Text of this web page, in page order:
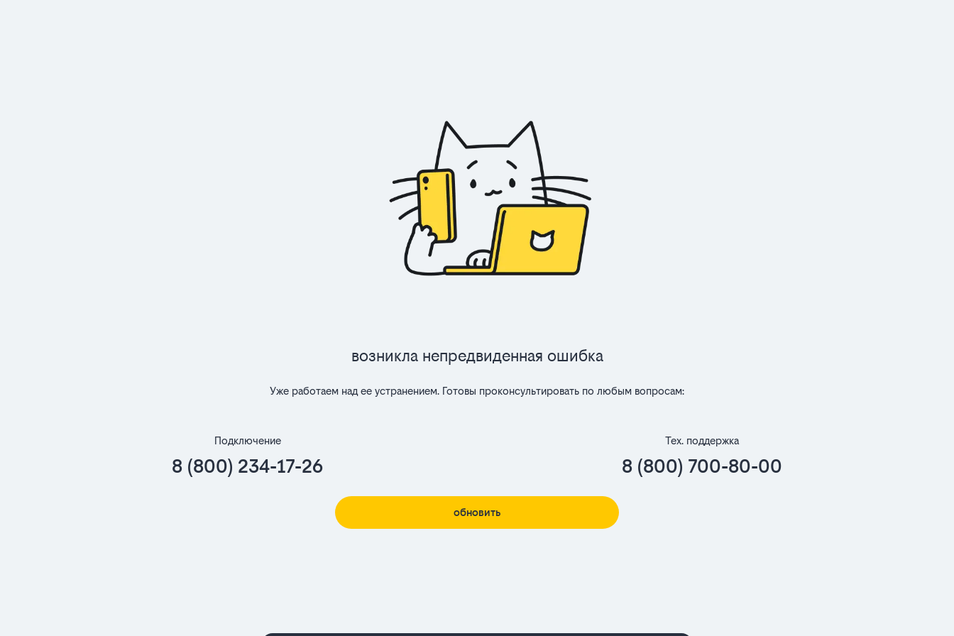
Возникла непредвиденная ошибка
Уже работаем над ее устранением. Готовы проконсультировать по любым вопросам:
Подключение
8 (800) 234-17-26
Тех. поддержка
8 (800) 700-80-00
обновить